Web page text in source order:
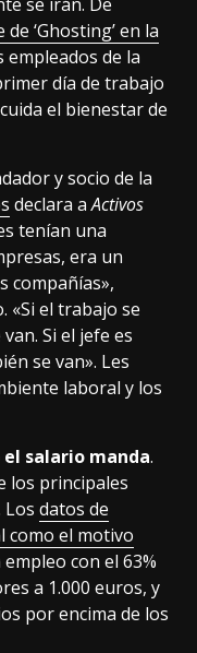
‘Ghosting’ en la
empleados de la
día de trabajo
el bienestar de
y socio de la
declara aActivos
tenían una
era un
compañías»,
«Si el trabajo se
Si el jefe es
se van». Les
laboral y los
salario manda.
los principales
Los datos de
como el motivo
con el 63%
a 1.000 euros, y
por encima de los